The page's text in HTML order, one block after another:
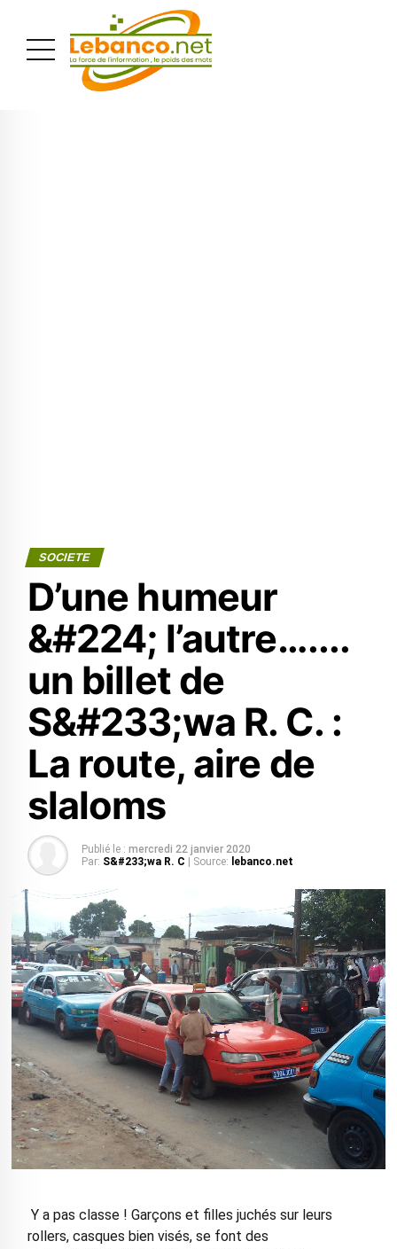
SOCIETE
D’une humeur
&#224; l’autre…....
un billet de
S&#233;wa R. C. :
La route, aire de
slaloms
Publié le : mercredi 22 janvier 2020
Par: S&#233;wa R. C | Source: lebanco.net
Y a pas classe ! Garçons et filles juchés sur leurs
rollers, casques bien visés, se font des